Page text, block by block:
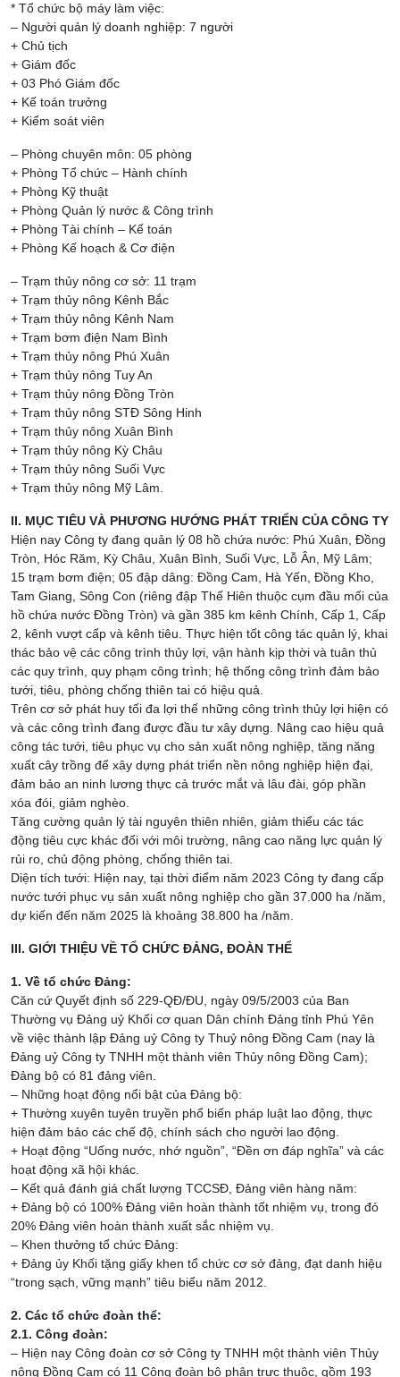
* Tổ chức bộ máy làm việc:
– Người quản lý doanh nghiệp: 7 người
+ Chủ tịch
+ Giám đốc
+ 03 Phó Giám đốc
+ Kế toán trưởng
+ Kiểm soát viên
– Phòng chuyên môn: 05 phòng
+ Phòng Tổ chức – Hành chính
+ Phòng Kỹ thuật
+ Phòng Quản lý nước & Công trình
+ Phòng Tài chính – Kế toán
+ Phòng Kế hoạch & Cơ điện
– Trạm thủy nông cơ sở: 11 trạm
+ Trạm thủy nông Kênh Bắc
+ Trạm thủy nông Kênh Nam
+ Trạm bơm điện Nam Bình
+ Trạm thủy nông Phú Xuân
+ Trạm thủy nông Tuy An
+ Trạm thủy nông Đồng Tròn
+ Trạm thủy nông STĐ Sông Hinh
+ Trạm thủy nông Xuân Bình
+ Trạm thủy nông Kỳ Châu
+ Trạm thủy nông Suối Vực
+ Trạm thủy nông Mỹ Lâm.
II. MỤC TIÊU VÀ PHƯƠNG HƯỚNG PHÁT TRIỂN CỦA CÔNG TY
Hiện nay Công ty đang quản lý 08 hồ chứa nước: Phú Xuân, Đồng
Tròn, Hóc Răm, Kỳ Châu, Xuân Bình, Suối Vực, Lỗ Ân, Mỹ Lâm;
15 trạm bơm điện; 05 đập dâng: Đồng Cam, Hà Yến, Đồng Kho,
Tam Giang, Sông Con (riêng đập Thế Hiên thuộc cụm đầu mối của
hồ chứa nước Đồng Tròn) và gần 385 km kênh Chính, Cấp 1, Cấp
2, kênh vượt cấp và kênh tiêu. Thực hiện tốt công tác quản lý, khai
thác bảo vệ các công trình thủy lợi, vận hành kịp thời và tuân thủ
các quy trình, quy phạm công trình; hệ thống công trình đảm bảo
tưới, tiêu, phòng chống thiên tai có hiệu quả.
Trên cơ sở phát huy tối đa lợi thế những công trình thủy lợi hiện có
và các công trình đang được đầu tư xây dựng. Nâng cao hiệu quả
công tác tưới, tiêu phục vụ cho sản xuất nông nghiệp, tăng năng
xuất cây trồng để xây dựng phát triển nền nông nghiệp hiện đại,
đảm bảo an ninh lương thực cả trước mắt và lâu đài, góp phần
xóa đói, giảm nghèo.
Tăng cường quản lý tài nguyên thiên nhiên, giảm thiểu các tác
động tiêu cực khác đối với môi trường, nâng cao năng lực quản lý
rủi ro, chủ động phòng, chống thiên tai.
Diện tích tưới: Hiện nay, tại thời điểm năm 2023 Công ty đang cấp
nước tưới phục vụ sản xuất nông nghiệp cho gần 37.000 ha /năm,
dự kiến đến năm 2025 là khoảng 38.800 ha /năm.
III. GIỚI THIỆU VỀ TỔ CHỨC ĐẢNG, ĐOÀN THỂ
1. Về tổ chức Đảng:
Căn cứ Quyết định số 229-QĐ/ĐU, ngày 09/5/2003 của Ban
Thường vụ Đảng uỷ Khối cơ quan Dân chính Đảng tỉnh Phú Yên
về việc thành lập Đảng uỷ Công ty Thuỷ nông Đồng Cam (nay là
Đảng uỷ Công ty TNHH một thành viên Thủy nông Đồng Cam);
Đảng bộ có 81 đảng viên.
– Những hoạt động nổi bật của Đảng bộ:
+ Thường xuyên tuyên truyền phổ biến pháp luật lao động, thực
hiện đảm bảo các chế độ, chính sách cho người lao động.
+ Hoạt động “Uống nước, nhớ nguồn”, “Đền ơn đáp nghĩa” và các
hoạt động xã hội khác.
– Kết quả đánh giá chất lượng TCCSĐ, Đảng viên hàng năm:
+ Đảng bộ có 100% Đảng viên hoàn thành tốt nhiệm vụ, trong đó
20% Đảng viên hoàn thành xuất sắc nhiệm vụ.
– Khen thưởng tổ chức Đảng:
+ Đảng ủy Khối tặng giấy khen tổ chức cơ sở đảng, đạt danh hiệu
“trong sạch, vững mạnh” tiêu biểu năm 2012.
2. Các tổ chức đoàn thể:
2.1. Công đoàn:
– Hiện nay Công đoàn cơ sở Công ty TNHH một thành viên Thủy
nông Đồng Cam có 11 Công đoàn bộ phận trực thuộc, gồm 193